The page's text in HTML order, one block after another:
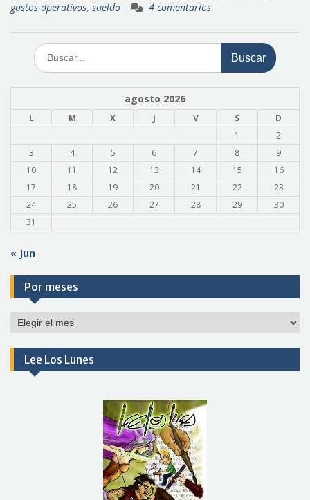
gastos operativos, sueldo 4 comentarios
Buscar:
agosto 2026
L M X J V S
D
1
2
3
4 5 6 7 8
9
10
11 12 13 14 15
16
17
18 19 20 21 22
23
24
25 26 27 28 29
30
31
« Jun
Por meses
Por
Lee Los Lunes